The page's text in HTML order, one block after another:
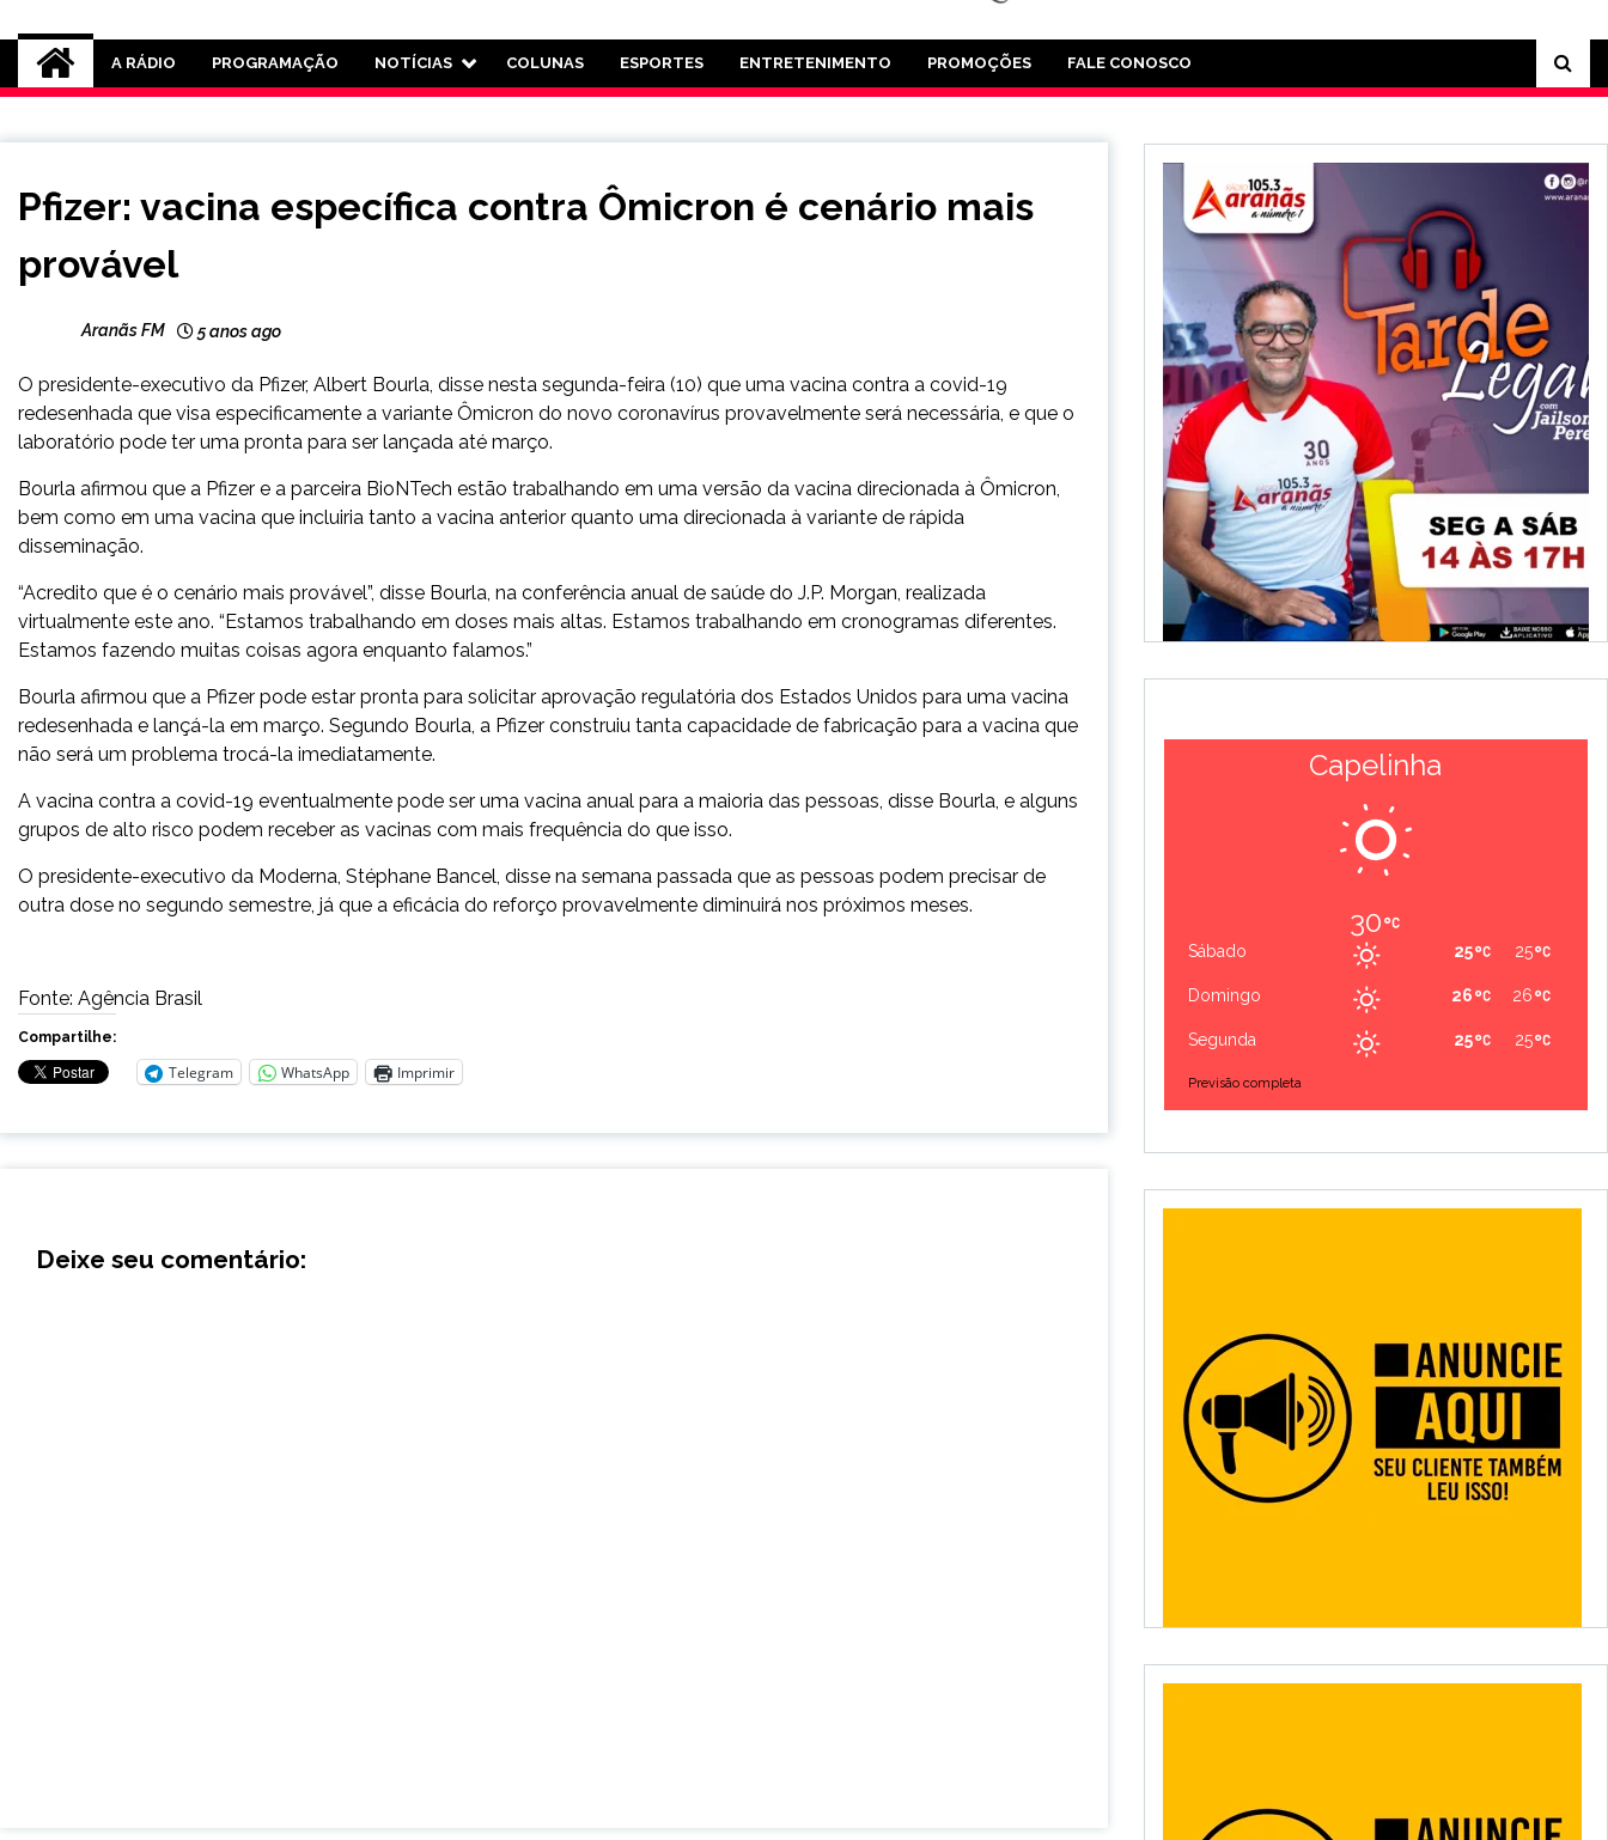
Rádio Aranãs 105.3
A RÁDIO PROGRAMAÇÃO NOTÍCIAS COLUNAS ESPORTES ENTRETENIMENTO PROMOÇÕES FALE CONOSCO
NOTÍCIAS
Pfizer: vacina específica contra Ômicron é cenário mais
provável
Aranãs FM 5 anos ago
O presidente-executivo da Pfizer, Albert Bourla, disse nesta segunda-feira (10) que uma vacina contra a covid-19
redesenhada que visa especificamente a variante Ômicron do novo coronavírus provavelmente será necessária, e que o
laboratório pode ter uma pronta para ser lançada até março.
Bourla afirmou que a Pfizer e a parceira BioNTech estão trabalhando em uma versão da vacina direcionada à Ômicron,
bem como em uma vacina que incluiria tanto a vacina anterior quanto uma direcionada à variante de rápida
disseminação.
“Acredito que é o cenário mais provável”, disse Bourla, na conferência anual de saúde do J.P. Morgan, realizada
virtualmente este ano. “Estamos trabalhando em doses mais altas. Estamos trabalhando em cronogramas diferentes.
Estamos fazendo muitas coisas agora enquanto falamos.”
Bourla afirmou que a Pfizer pode estar pronta para solicitar aprovação regulatória dos Estados Unidos para uma vacina
redesenhada e lançá-la em março. Segundo Bourla, a Pfizer construiu tanta capacidade de fabricação para a vacina que
não será um problema trocá-la imediatamente.
A vacina contra a covid-19 eventualmente pode ser uma vacina anual para a maioria das pessoas, disse Bourla, e alguns
grupos de alto risco podem receber as vacinas com mais frequência do que isso.
O presidente-executivo da Moderna, Stéphane Bancel, disse na semana passada que as pessoas podem precisar de
outra dose no segundo semestre, já que a eficácia do reforço provavelmente diminuirá nos próximos meses.
Fonte: Agência Brasil
Compartilhe:
Telegram WhatsApp Imprimir
Deixe seu comentário:
Capelinha
30
Sábado 25
25
Domingo 26
26
Segunda 25
25
Previsão completa